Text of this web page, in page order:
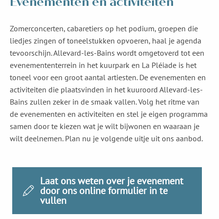
Zomerconcerten, cabaretiers op het podium, groepen die
liedjes zingen of toneelstukken opvoeren, haal je agenda
tevoorschijn. Allevard-les-Bains wordt omgetoverd tot een
evenemententerrein in het kuurpark en La Pléiade is het
toneel voor een groot aantal artiesten. De evenementen en
activiteiten die plaatsvinden in het kuuroord Allevard-les-
Bains zullen zeker in de smaak vallen. Volg het ritme van
de evenementen en activiteiten en stel je eigen programma
samen door te kiezen wat je wilt bijwonen en waaraan je
wilt deelnemen. Plan nu je volgende uitje uit ons aanbod.
Laat ons weten over je evenement
door ons online formulier in te
vullen